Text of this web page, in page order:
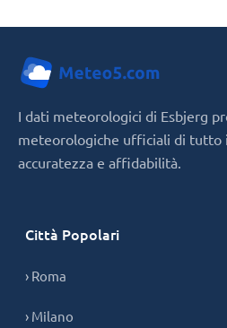
I dati meteorologici di Esbjerg
meteorologiche ufficiali di tutto
accuratezza e affidabilità.
Città Popolari
› Roma
› Milano